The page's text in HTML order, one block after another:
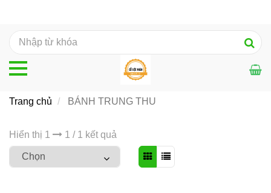
Trang chủ BÁNH TRUNG THU
Hiển thị 1 1 / 1 kết quả